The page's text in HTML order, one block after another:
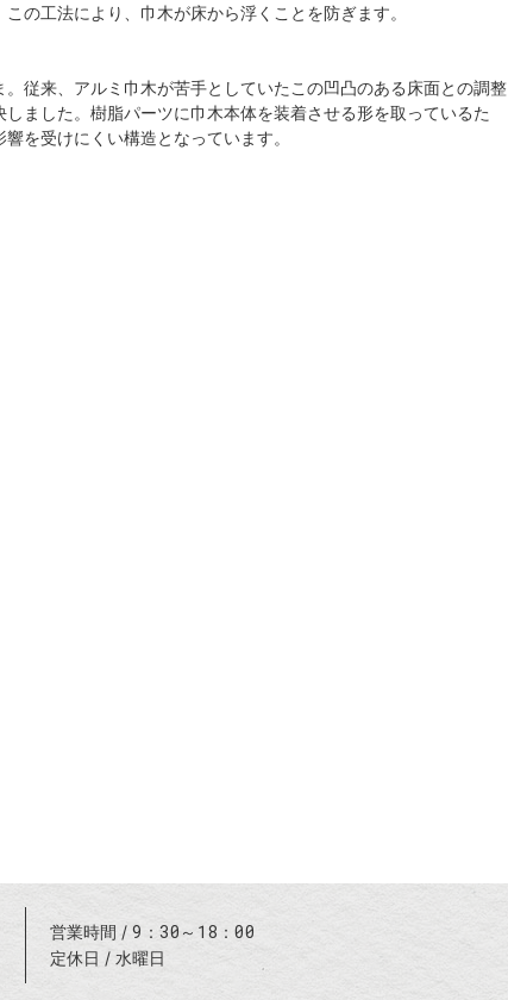
の工法により、巾木が床から浮くことを防ぎます。
従来、アルミ巾木が苦手としていたこの凹凸のある床面との調整
ました。樹脂パーツに巾木本体を装着させる形を取っているた
を受けにくい構造となっています。
営業時間 9：30～18：00
定休日 水曜日